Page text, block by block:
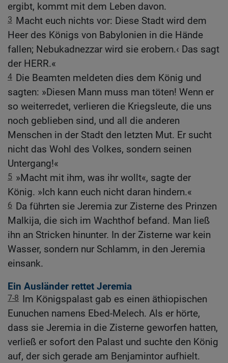
ergibt, kommt mit dem Leben davon.
3 Macht euch nichts vor: Diese Stadt wird dem
Heer des Königs von Babylonien in die Hände
fallen; Nebukadnezzar wird sie erobern.‹ Das sagt
der HERR.«
4 Die Beamten meldeten dies dem König und
sagten: »Diesen Mann muss man töten! Wenn er
so weiterredet, verlieren die Kriegsleute, die uns
noch geblieben sind, und all die anderen
Menschen in der Stadt den letzten Mut. Er sucht
nicht das Wohl des Volkes, sondern seinen
Untergang!«
5 »Macht mit ihm, was ihr wollt«, sagte der
König. »Ich kann euch nicht daran hindern.«
6 Da führten sie Jeremia zur Zisterne des Prinzen
Malkija, die sich im Wachthof befand. Man ließ
ihn an Stricken hinunter. In der Zisterne war kein
Wasser, sondern nur Schlamm, in den Jeremia
einsank.
Ein Ausländer rettet Jeremia
7-8 Im Königspalast gab es einen äthiopischen
Eunuchen namens Ebed-Melech. Als er hörte,
dass sie Jeremia in die Zisterne geworfen hatten,
verließ er sofort den Palast und suchte den König
auf, der sich gerade am Benjamintor aufhielt.